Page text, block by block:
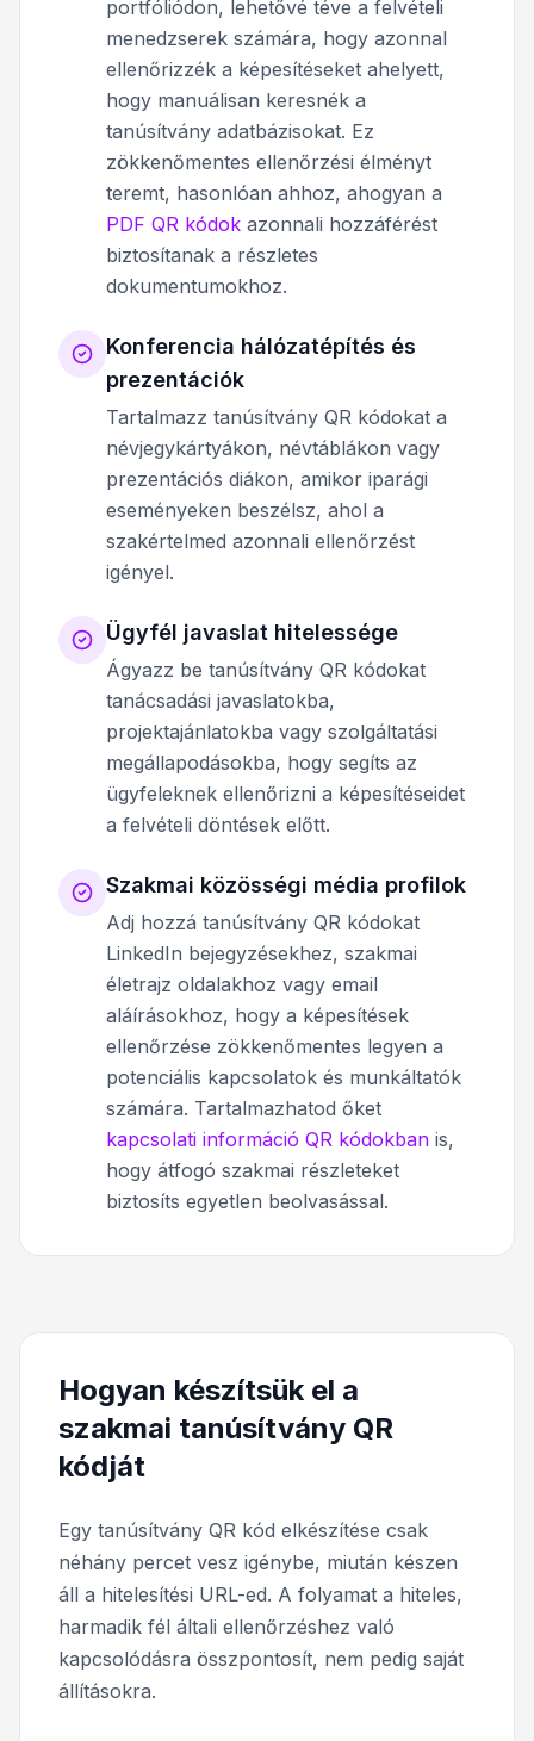
portfóliódon, lehetővé téve a felvételi
menedzserek számára, hogy azonnal
ellenőrizzék a képesítéseket ahelyett,
hogy manuálisan keresnék a
tanúsítvány adatbázisokat. Ez
zökkenőmentes ellenőrzési élményt
teremt, hasonlóan ahhoz, ahogyan a
PDF QR kódok azonnali hozzáférést
biztosítanak a részletes
dokumentumokhoz.
Konferencia hálózatépítés és
prezentációk
Tartalmazz tanúsítvány QR kódokat a
névjegykártyákon, névtáblákon vagy
prezentációs diákon, amikor iparági
eseményeken beszélsz, ahol a
szakértelmed azonnali ellenőrzést
igényel.
Ügyfél javaslat hitelessége
Ágyazz be tanúsítvány QR kódokat
tanácsadási javaslatokba,
projektajánlatokba vagy szolgáltatási
megállapodásokba, hogy segíts az
ügyfeleknek ellenőrizni a képesítéseidet
a felvételi döntések előtt.
Szakmai közösségi média profilok
Adj hozzá tanúsítvány QR kódokat
LinkedIn bejegyzésekhez, szakmai
életrajz oldalakhoz vagy email
aláírásokhoz, hogy a képesítések
ellenőrzése zökkenőmentes legyen a
potenciális kapcsolatok és munkáltatók
számára. Tartalmazhatod őket
kapcsolati információ QR kódokban is,
hogy átfogó szakmai részleteket
biztosíts egyetlen beolvasással.
Hogyan készítsük el a
szakmai tanúsítvány QR
kódját
Egy tanúsítvány QR kód elkészítése csak
néhány percet vesz igénybe, miután készen
áll a hitelesítési URL-ed. A folyamat a hiteles,
harmadik fél általi ellenőrzéshez való
kapcsolódásra összpontosít, nem pedig saját
állításokra.